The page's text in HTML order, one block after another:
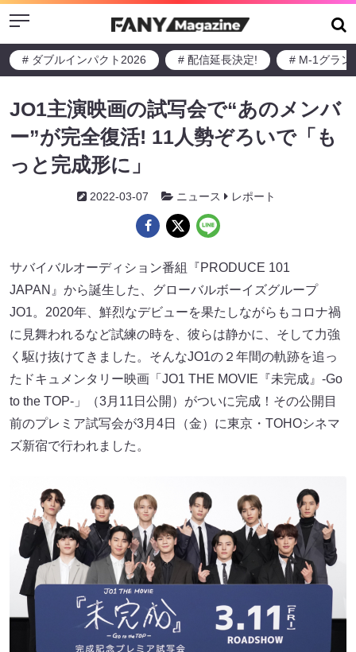
Menu
# ダブルインパクト2026 # 配信延長決定! # M-1グラン
JO1主演映画の試写会で“あのメンバ
ー”が完全復活! 11人勢ぞろいで「も
っと完成形に」
2022-03-07 ニュース レポート
サバイバルオーディション番組『PRODUCE 101
JAPAN』から誕生した、グローバルボーイズグループ
JO1。2020年、鮮烈なデビューを果たしながらもコロナ禍
に見舞われるなど試練の時を、彼らは静かに、そして力強
く駆け抜けてきました。そんなJO1の２年間の軌跡を追っ
たドキュメンタリー映画「JO1 THE MOVIE『未完成』-Go
to the TOP-」（3月11日公開）がついに完成！その公開目
前のプレミア試写会が3月4日（金）に東京・TOHOシネマ
ズ新宿で行われました。